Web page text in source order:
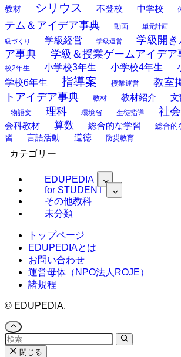
教材
シリウス 不登校 中学校
テム＆アイデア事典
動画 単元計画
級づくり 学級経営 学級運営
学級開
ア事典
学級＆授業ゲームアイデア
校2年生
小学校3年生 小学校4年生
学校6年生
指導案 授業運営
教室
トアイデア事典
教材 教材紹介 文
物語文 理科 環境省 生徒指導 社会
会科教材
算数 総合的な学習 総合的
習
言語活動 道徳 防災教育
カテゴリー
EDUPEDIA
for STUDENT
その他教科
未分類
トップページ
EDUPEDIAとは
お問い合わせ
運営母体（NPO法人ROJE）
諸規程
© EDUPEDIA.
閉じる